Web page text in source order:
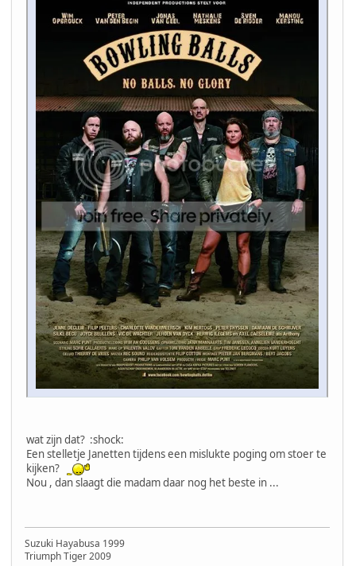
wat zijn dat? :shock:
Een stelletje Janetten tijdens een mislukte poging om stoer te
kijken?
Nou , dan slaagt die madam daar nog het beste in ...
Suzuki Hayabusa 1999
Triumph Tiger 2009